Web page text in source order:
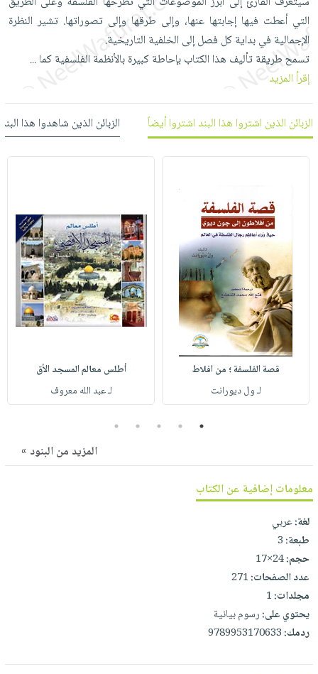
العناية
بالأسنان
الحمية
والتغذية
أدوات
المائدة
الأوعية
والتخزين
أدوات
المطبخ
الأكثر
مبيعاً
العودة
للمدارس
اكسسوارات
منزلية
مطرزات
حقائب
حلي
عناية
بالذات
صابون
أطفال
مناسبات
شحن
مجاني
بنود
مختارة
اشتراكات
الاشتراكات
صندوق
حدود
بحث
متقدم
عن
الشركة
سياسة
الشركة
فيديوهات
أسئلة
يتكرر
كتابك
معنا
حسابك
لائحة
الأمنيات
عربة
التسوق
التي أعطت فيها إجابتها عنها، وإلى طرقها وإلى تصوراتها. تشير النظرة
الإجمالية في بداية كل فصل إلى الخلفية التاريخية.
تسمح طريقة تأليف هذا الكتاب بإحاطة كبيرة بالأنظمة الفلسفية كما...
إقرأ المزيد
الزبائن الذين اشتروا هذا البند اشتروا أيضاً الزبائن الذين شاهدوا هذا
قصة الفلسفة ؛ من افلاط
لـ ول ديورانت
أطلس معالم المسجد الأق
لـ عبد الله معروف
1
2
3
4
5
المزيد من البنود »
معلومات إضافية عن الكتاب
لغة:عربي
طبعة:3
حجم:24×17
عدد الصفحات:271
مجلدات:1
يحتوي على:رسوم بيانية
ردمك:9789953170633